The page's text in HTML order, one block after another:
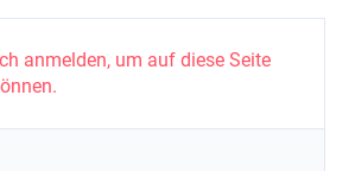
anmelden, um auf diese Seite